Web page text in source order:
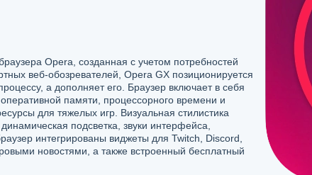
Opera, созданная с учетом потребностей
веб-обозревателей, Opera GX позиционируется
а дополняет его. Браузер включает в себя
памяти, процессорного времени и
для тяжелых игр. Визуальная стилистика
подсветка, звуки интерфейса,
интегрированы виджеты для Twitch, Discord,
новостями, а также встроенный бесплатный